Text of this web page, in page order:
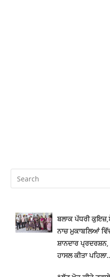
ਬਲਾਕ ਪੱਧਰੀ
ਨਾਚ ਮੁਕਾਬਲਿਆਂ
ਸ਼ਾਨਦਾਰ
ਹਾਸਲ ਕੀਤਾ